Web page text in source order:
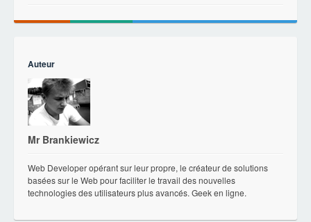
Auteur
Mr Brankiewicz
Web Developer opérant sur leur propre, le créateur de solutions
basées sur le Web pour faciliter le travail des nouvelles
technologies des utilisateurs plus avancés. Geek en ligne.